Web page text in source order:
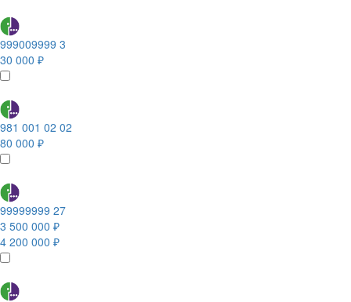
999009999 3
30 000 ₽
981 001 02 02
80 000 ₽
99999999 27
3 500 000 ₽
4 200 000 ₽